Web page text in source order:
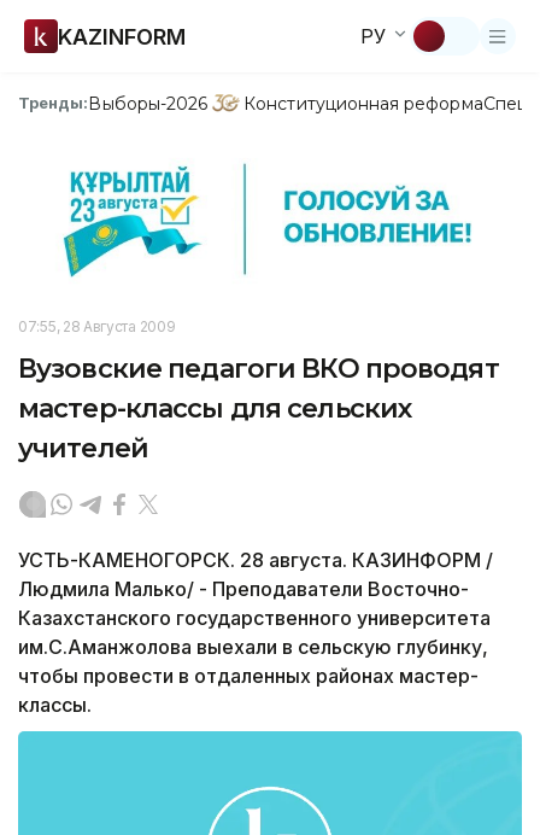
KAZINFORM РУ
Тренды:Выборы-2026 Конституционная реформа
07:55, 28 Августа 2009
Вузовские педагоги ВКО проводят
мастер-классы для сельских
учителей
УСТЬ-КАМЕНОГОРСК. 28 августа. КАЗИНФОРМ /
Людмила Малько/ - Преподаватели Восточно-
Казахстанского государственного университета
им.С.Аманжолова выехали в сельскую глубинку,
чтобы провести в отдаленных районах мастер-
классы.